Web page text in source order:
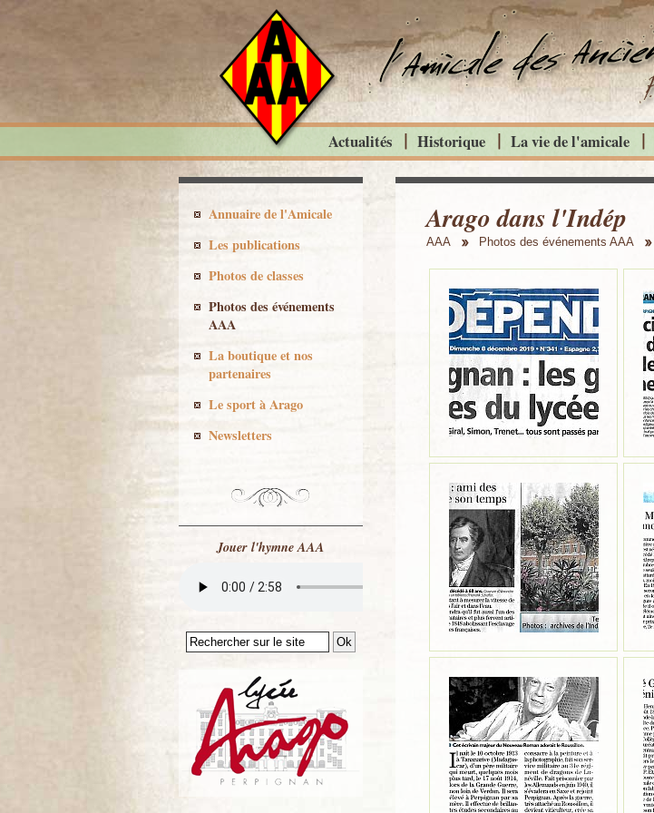
Arago dans l'Indép
AAA Photos des événements AAA
Actualités Historique La vie de l'amicale
Annuaire de l'Amicale
Les publications
Photos de classes
Photos des événements
AAA
La boutique et nos
partenaires
Le sport à Arago
Newsletters
Jouer l'hymne AAA